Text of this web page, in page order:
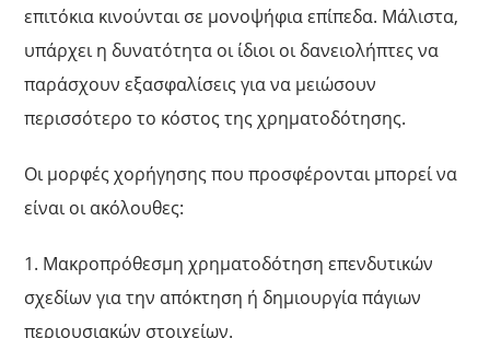
επιτόκια κινούνται σε μονοψήφια επίπεδα. Μάλιστα,
υπάρχει η δυνατότητα οι ίδιοι οι δανειολήπτες να
παράσχουν εξασφαλίσεις για να μειώσουν
περισσότερο το κόστος της χρηματοδότησης.
Οι μορφές χορήγησης που προσφέρονται μπορεί να
είναι οι ακόλουθες:
1. Μακροπρόθεσμη χρηματοδότηση επενδυτικών
σχεδίων για την απόκτηση ή δημιουργία πάγιων
περιουσιακών στοιχείων.